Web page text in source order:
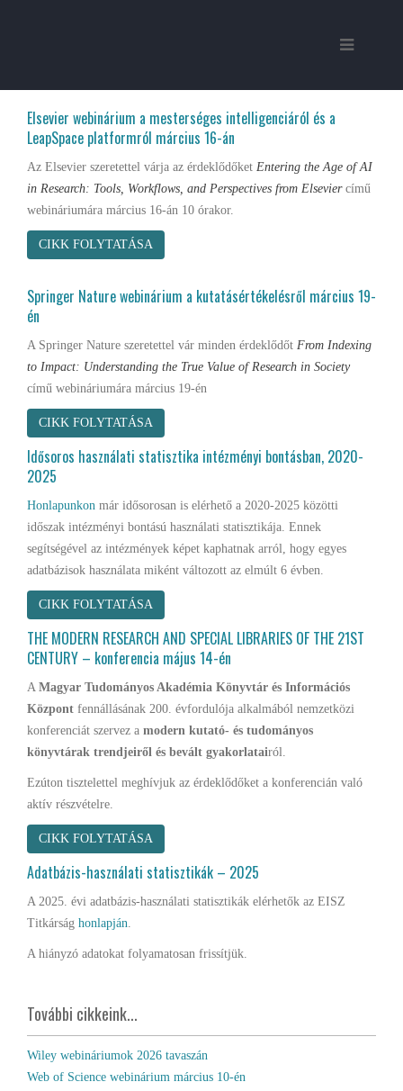
Elsevier webinárium a mesterséges intelligenciáról és a
LeapSpace platformról március 16-án
Az Elsevier szeretettel várja az érdeklődőket Entering the Age of AI
in Research: Tools, Workflows, and Perspectives from Elseviercímű
webináriumára március 16-án 10 órakor.
CIKK FOLYTATÁSA
Springer Nature webinárium a kutatásértékelésről március 19-
én
A Springer Nature szeretettel vár minden érdeklődőt From Indexing
to Impact: Understanding the True Value of Research in Society
című webináriumára március 19-én
CIKK FOLYTATÁSA
Idősoros használati statisztika intézményi bontásban, 2020-
2025
Honlapunkon már idősorosan is elérhető a 2020-2025 közötti
időszak intézményi bontású használati statisztikája. Ennek
segítségével az intézmények képet kaphatnak arról, hogy egyes
adatbázisok használata miként változott az elmúlt 6 évben.
CIKK FOLYTATÁSA
THE MODERN RESEARCH AND SPECIAL LIBRARIES OF THE 21ST
CENTURY – konferencia május 14-én
A Magyar Tudományos Akadémia Könyvtár és Információs
Központ fennállásának 200. évfordulója alkalmából nemzetközi
konferenciát szervez a modern kutató- és tudományos
könyvtárak trendjeiről és bevált gyakorlatairól.
Ezúton tisztelettel meghívjuk az érdeklődőket a konferencián való
aktív részvételre.
CIKK FOLYTATÁSA
Adatbázis-használati statisztikák – 2025
A 2025. évi adatbázis-használati statisztikák elérhetők az EISZ
Titkárság honlapján.
A hiányzó adatokat folyamatosan frissítjük.
További cikkeink...
Wiley webináriumok 2026 tavaszán
Web of Science webinárium március 10-én